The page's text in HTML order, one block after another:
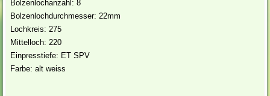
Bolzenlochanzahl: 8
Bolzenlochdurchmesser: 22mm
Lochkreis: 275
Mittelloch: 220
Einpresstiefe: ET SPV
Farbe: alt weiss